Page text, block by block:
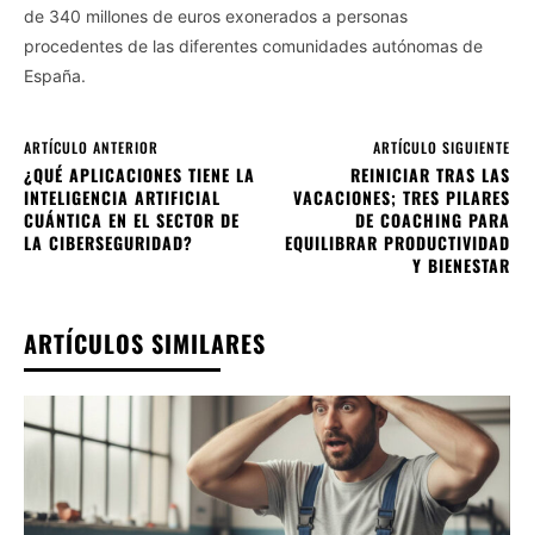
de 340 millones de euros exonerados a personas
procedentes de las diferentes comunidades autónomas de
España.
ARTÍCULO ANTERIOR
¿QUÉ APLICACIONES TIENE LA
INTELIGENCIA ARTIFICIAL
CUÁNTICA EN EL SECTOR DE
LA CIBERSEGURIDAD?
ARTÍCULO SIGUIENTE
REINICIAR TRAS LAS
VACACIONES; TRES PILARES
DE COACHING PARA
EQUILIBRAR PRODUCTIVIDAD
Y BIENESTAR
ARTÍCULOS SIMILARES